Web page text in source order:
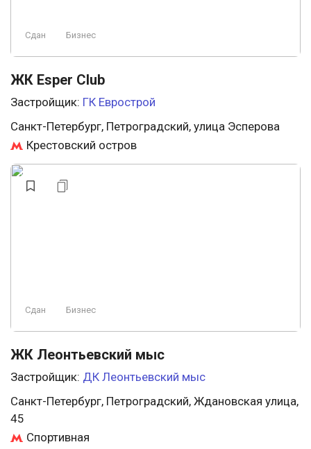
Сдан Бизнес
ЖК Esper Club
Застройщик: ГК Еврострой
Санкт-Петербург, Петроградский, улица Эсперова
Крестовский остров
Сдан Бизнес
ЖК Леонтьевский мыс
Застройщик: ДК Леонтьевский мыс
Санкт-Петербург, Петроградский, Ждановская улица,
45
Спортивная